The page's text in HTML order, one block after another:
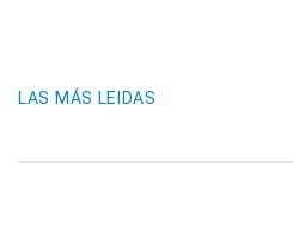
LAS MÁS LEIDAS